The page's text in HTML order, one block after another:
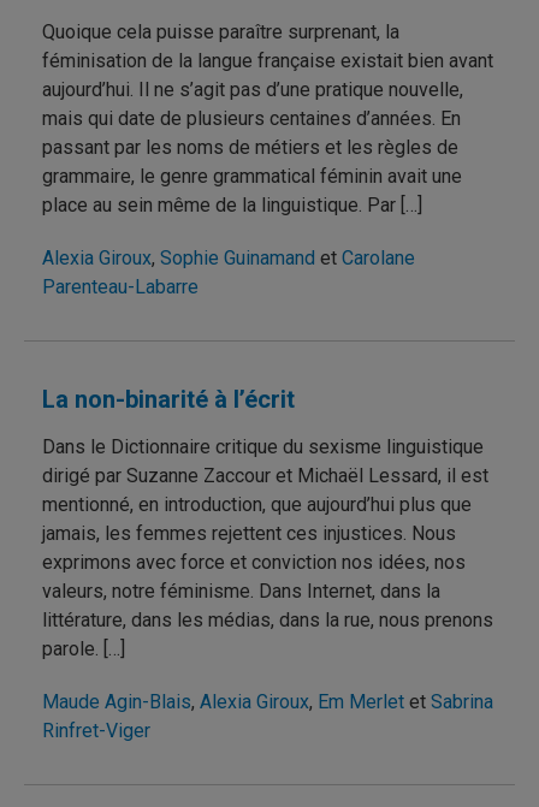
Quoique cela puisse paraître surprenant, la
féminisation de la langue française existait bien avant
aujourd’hui. Il ne s’agit pas d’une pratique nouvelle,
mais qui date de plusieurs centaines d’années. En
passant par les noms de métiers et les règles de
grammaire, le genre grammatical féminin avait une
place au sein même de la linguistique. Par […]
Alexia Giroux, Sophie Guinamand et Carolane
Parenteau-Labarre
La non-binarité à l’écrit
Dans le Dictionnaire critique du sexisme linguistique
dirigé par Suzanne Zaccour et Michaël Lessard, il est
mentionné, en introduction, que aujourd’hui plus que
jamais, les femmes rejettent ces injustices. Nous
exprimons avec force et conviction nos idées, nos
valeurs, notre féminisme. Dans Internet, dans la
littérature, dans les médias, dans la rue, nous prenons
parole. […]
Maude Agin-Blais, Alexia Giroux, Em Merlet et Sabrina
Rinfret-Viger